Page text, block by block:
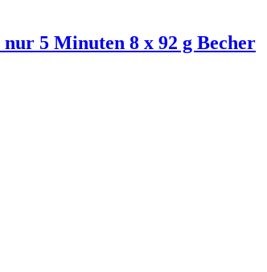
5 Minuten 8 x 92 g Becher